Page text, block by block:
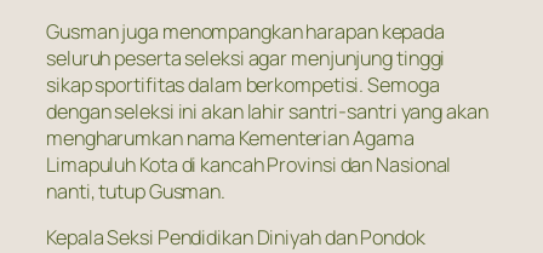
Gusman juga menompangkan harapan kepada
seluruh peserta seleksi agar menjunjung tinggi
sikap sportifitas dalam berkompetisi. Semoga
dengan seleksi ini akan lahir santri-santri yang akan
mengharumkan nama Kementerian Agama
Limapuluh Kota di kancah Provinsi dan Nasional
nanti, tutup Gusman.
Kepala Seksi Pendidikan Diniyah dan Pondok